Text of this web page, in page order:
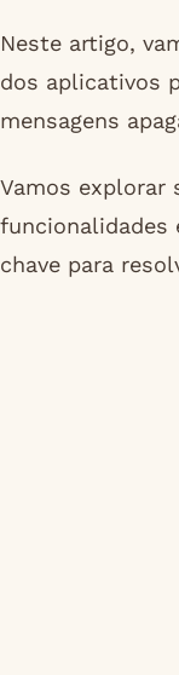
Neste artigo,
dos aplicativos
mensagens
Vamos explorar
funcionalidades
chave para